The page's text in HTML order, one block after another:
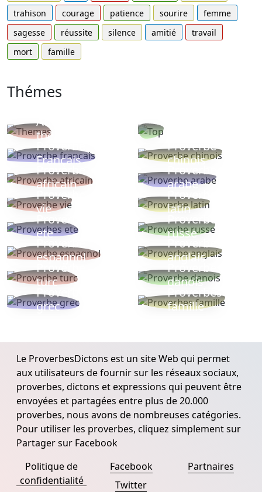
trahison
courage patience sourire
femme
sagesse
réussite silence amitié
travail
mort
famille
Thémes
Autres
thèmes
Proverbe
Français
Proverbe
chinois
Proverbe
africain
Proverbe
arabe
Proverbe
vie
Proverbe
latin
Proverbes
ete
Proverbe
russe
Proverbe
espagnol
Proverbe
anglais
Proverbe
turc
Proverbe
danois
Proverbe
grec
Proverbes
famille
Le ProverbesDictons est un site Web qui permet
aux utilisateurs de fournir sur les réseaux sociaux,
proverbes, dictons et expressions qui peuvent être
envoyées et partagées entre plus de 20.000
proverbes, nous avons de nombreuses catégories.
Pour utiliser les proverbes, cliquez simplement sur
Partager sur Facebook
Politique de
confidentialité
Facebook
Twitter
Partnaires